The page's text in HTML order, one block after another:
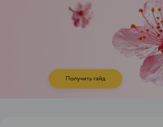
ЭФФЕКТИВНАЯ РЕКЛАМА